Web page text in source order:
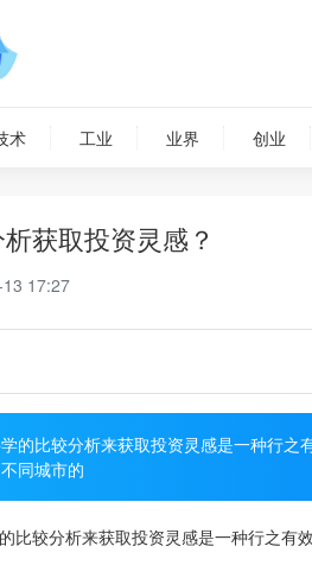
术 工业 业界 创业
获取投资灵感？
17:27
的比较分析来获取投资灵感是一种行
同城市的
比较分析来获取投资灵感是一种行之